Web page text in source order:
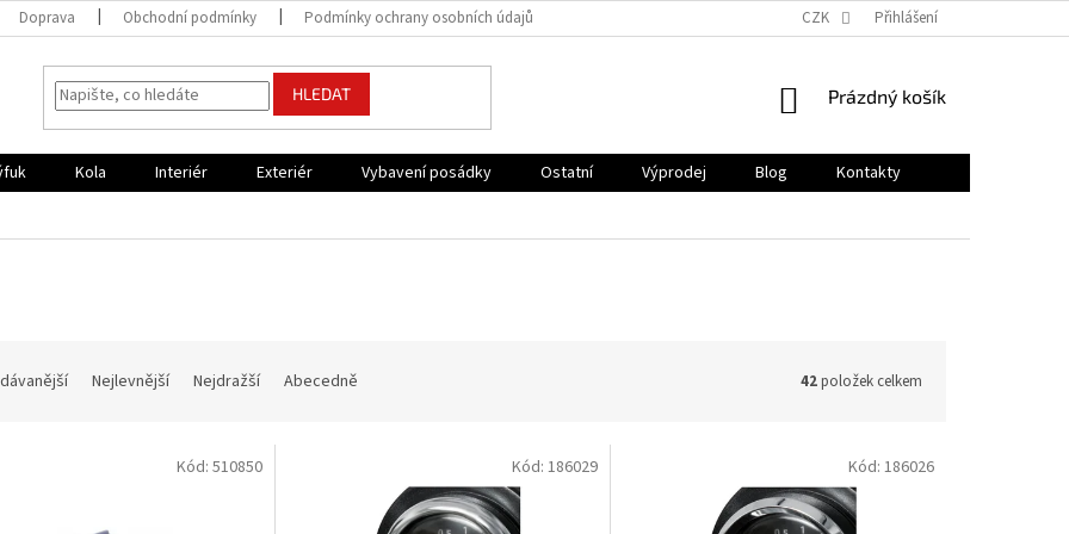
Doprava Obchodní podmínky Podmínky ochrany osobních údajů CZK Přihlášení
HLEDAT
NÁKUPNÍ
Prázdný košík
Kola Interiér Exteriér Vybavení posádky Ostatní Výprodej Blog
Kontakty
Nejlevnější Nejdražší Abecedně 42položek celkem
Kód: 510850 Kód: 186029 Kód: 186026